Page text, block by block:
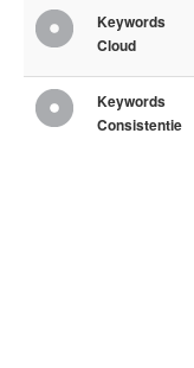
Keywords
Cloud
Keywords
Consistentie